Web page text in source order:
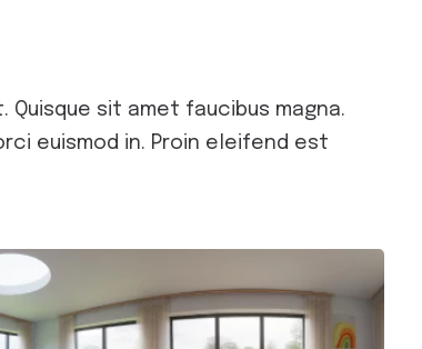
sit amet faucibus magna.
euismod in. Proin eleifend est